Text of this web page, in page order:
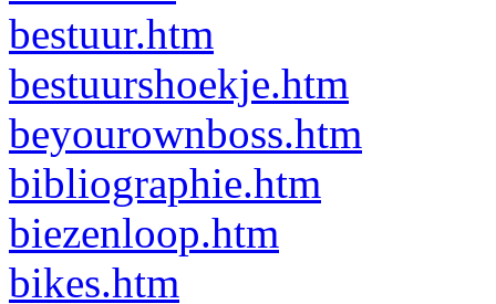
bestuur.htm
bestuurshoekje.htm
beyourownboss.htm
bibliographie.htm
biezenloop.htm
bikes.htm